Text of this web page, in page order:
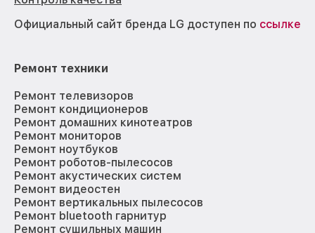
Официальный сайт бренда LG доступен по ссылке
Ремонт техники
Ремонт телевизоров
Ремонт кондиционеров
Ремонт домашних кинотеатров
Ремонт мониторов
Ремонт ноутбуков
Ремонт роботов-пылесосов
Ремонт акустических систем
Ремонт видеостен
Ремонт вертикальных пылесосов
Ремонт bluetooth гарнитур
Ремонт сушильных машин